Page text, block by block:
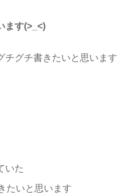
ます(>_<)
チグチ書きたいと思います
いた
たいと思います